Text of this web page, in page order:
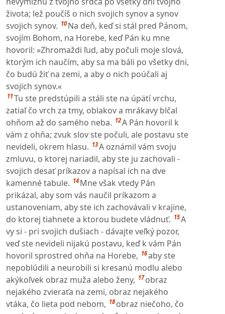
života; lež poučíš o nich svojich synov a synov
svojich synov. 10 Na deň, keď si stál pred Pánom,
svojím Bohom, na Horebe, keď Pán ku mne
hovoril: »Zhromaždi ľud, aby počuli moje slová,
ktorým ich naučím, aby sa ma báli po všetky dni,
čo budú žiť na zemi, a aby o nich poúčali aj
svojich synov.«
11Tu ste predstúpili a stáli ste na úpätí vrchu,
zatiaľ čo vrch za tmy, oblakov a mrákavy blčal
ohňom až do samého neba. 12A Pán hovoril k
vám z ohňa; zvuk slov ste počuli, ale postavu ste
nevideli, okrem hlasu. 13A oznámil vám svoju
zmluvu, o ktorej nariadil, aby ste ju zachovali -
svojich desať príkazov a napísal ich na dve
kamenné tabule. 14 Mne však vtedy Pán
prikázal, aby som vás naučil príkazom a
ustanoveniam, aby ste ich zachovávali v krajine,
do ktorej tiahnete a ktorou budete vládnuť. 15A
vy si - pri svojich dušiach - dávajte veľký pozor,
veď ste nevideli nijakú postavu, keď k vám Pán
hovoril sprostred ohňa na Horebe, 16aby ste
nepoblúdili a neurobili si kresanú modlu alebo
akýkoľvek obraz muža alebo ženy, 17 obraz
nejakého zvieraťa na zemi, obraz nejakého
vtáka, čo lieta pod nebom, 18 obraz niečoho, čo